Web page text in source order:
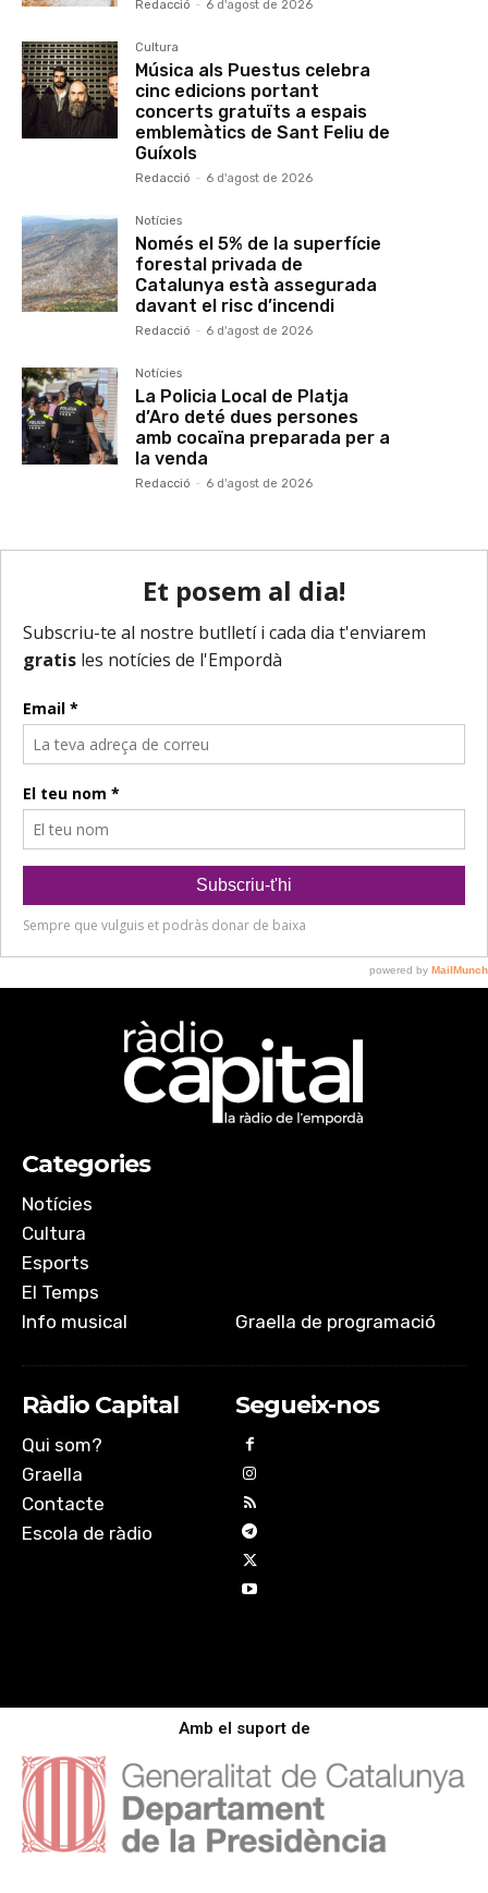
Redacció - 6 d'agost de 2026
Cultura
Música als Puestus celebra
cinc edicions portant
concerts gratuïts a espais
emblemàtics de Sant Feliu de
Guíxols
Redacció - 6 d'agost de 2026
Notícies
Només el 5% de la superfície
forestal privada de
Catalunya està assegurada
davant el risc d’incendi
Redacció - 6 d'agost de 2026
Notícies
La Policia Local de Platja
d’Aro deté dues persones
amb cocaïna preparada per a
la venda
Redacció - 6 d'agost de 2026
Categories
Notícies
Cultura
Esports
El Temps
Info musical
Graella de programació
Ràdio Capital
Qui som?
Graella
Contacte
Escola de ràdio
Segueix-nos
Amb el suport de